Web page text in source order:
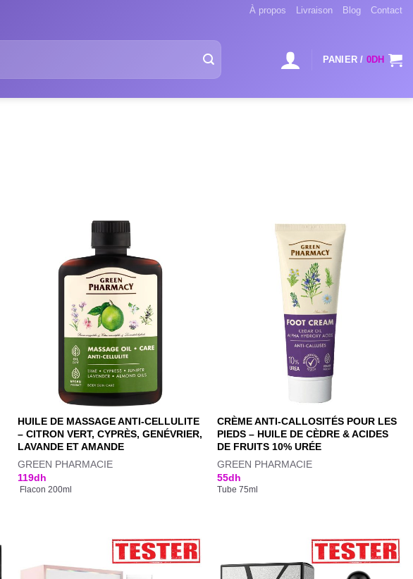
À propos Livraison Blog Contact
PANIER / 0DH
HUILE DE MASSAGE ANTI-CELLULITE
– CITRON VERT, CYPRÈS, GENÉVRIER,
LAVANDE ET AMANDE
GREEN PHARMACIE
119dh
Flacon 200ml
CRÈME ANTI-CALLOSITÉS POUR LES
PIEDS – HUILE DE CÈDRE & ACIDES
DE FRUITS 10% URÉE
GREEN PHARMACIE
55dh
Tube 75ml